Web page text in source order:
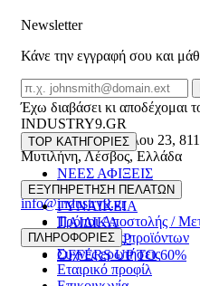
Newsletter
Κάνε την εγγραφή σου και
Email
Έχω διαβάσει κι αποδέχομαι
INDUSTRY9.GR
Ελευθέριου Βενιζέλου 23,
Μυτιλήνη,Λέσβος,Ελλάδα
22510 55629
info@industry9.gr
TOP ΚΑΤΗΓΟΡΙΕΣ
ΝΕΕΣ ΑΦΙΞΕΙΣ
ΑΝΔΡΙΚΑ
ΓΥΝΑΙΚΕΙΑ
ΠΑΙΔΙΚΑ
ΑΞΕΣΟΥΑΡ
OFFERS UP TO 60%
ΕΞΥΠΗΡΕΤΗΣΗ ΠΕΛΑΤΩΝ
Τρόποι Αποστολής /
Επιστροφές προϊόντων
Συχνές ερωτήσεις
ΠΛΗΡΟΦΟΡΙΕΣ
Εταιρικό προφίλ